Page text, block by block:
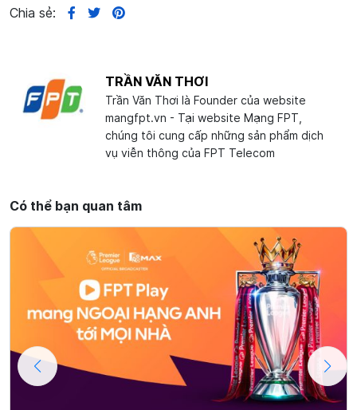
Chia sẻ:
TRẦN VĂN THƠI
Trần Văn Thơi là Founder của website
mangfpt.vn - Tại website Mạng FPT,
chúng tôi cung cấp những sản phẩm dịch
vụ viễn thông của FPT Telecom
Có thể bạn quan tâm